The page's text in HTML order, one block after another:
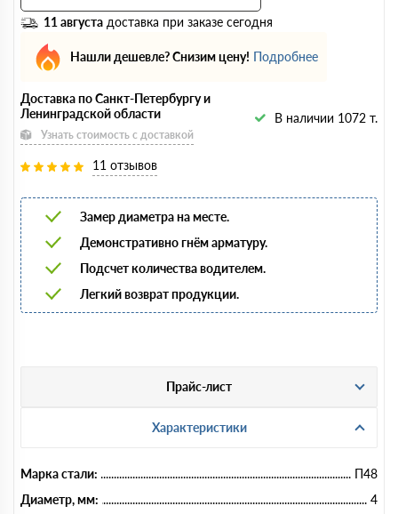
11 августа доставка при заказе сегодня
Нашли дешевле? Снизим цену! Подробнее
Доставка по Санкт-Петербургу и
Ленинградской области
Узнать стоимость с доставкой
В наличии 1072 т.
11 отзывов
Замер диаметра на месте.
Демонстративно гнём арматуру.
Подсчет количества водителем.
Легкий возврат продукции.
Прайс-лист
Характеристики
Марка стали:
П48
Диаметр, мм:
4